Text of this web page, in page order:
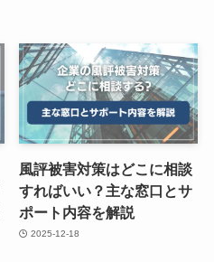
風評被害対策はどこに相談
すればいい？主な窓口とサ
ポート内容を解説
2025-12-18